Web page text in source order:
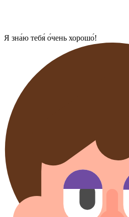
Я зна́ю тебя́ о́чень хорошо́!